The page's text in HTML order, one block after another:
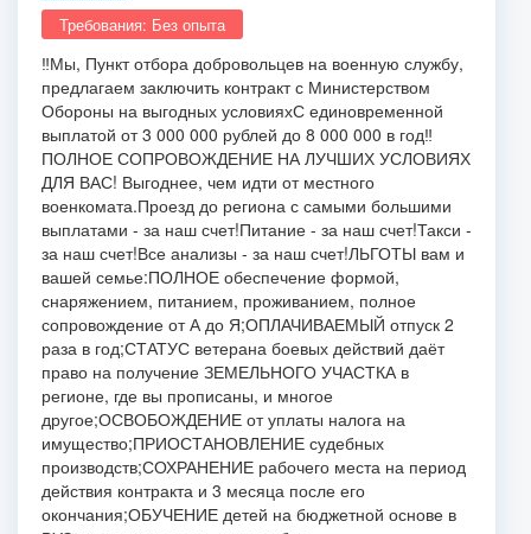
Требования: Без опыта
‼️Мы, Пункт отбора добровольцев на военную службу,
предлагаем заключить контракт с Министерством
Обороны на выгодных условияхС единовременной
выплатой от 3 000 000 рублей до 8 000 000 в год‼️
ПОЛНОЕ СОПРОВОЖДЕНИЕ НА ЛУЧШИХ УСЛОВИЯХ
ДЛЯ ВАС! Выгоднее, чем идти от местного
военкомата.Проезд до региона с самыми большими
выплатами - за наш счет!Питание - за наш счет!Такси -
за наш счет!Все анализы - за наш счет!ЛЬГОТЫ вам и
вашей семье:ПОЛНОЕ обеспечение формой,
снаряжением, питанием, проживанием, полное
сопровождение от А до Я;ОПЛАЧИВАЕМЫЙ отпуск 2
раза в год;СТАТУС ветерана боевых действий даёт
право на получение ЗЕМЕЛЬНОГО УЧАСТКА в
регионе, где вы прописаны, и многое
другое;ОСВОБОЖДЕНИЕ от уплаты налога на
имущество;ПРИОСТАНОВЛЕНИЕ судебных
производств;СОХРАНЕНИЕ рабочего места на период
действия контракта и 3 месяца после его
окончания;ОБУЧЕНИЕ детей на бюджетной основе в